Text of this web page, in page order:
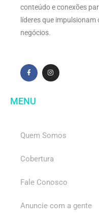
conteúdo e conexões
líderes que
negócios.
MENU
Quem Somos
Cobertura
Fale Conosco
Anuncie com a gente